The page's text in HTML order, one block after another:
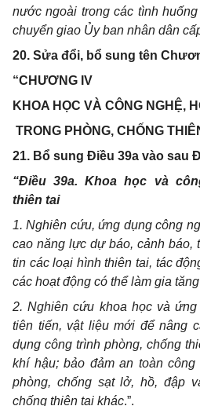
nước ngoài trong các tình
chuyển giao Ủy ban nhân dân
20. Sửa đổi, bổ sung tên
“CHƯƠNG IV
KHOA HỌC VÀ CÔNG NGHỆ,
TRONG PHÒNG, CHỐNG
21. Bổ sung Điều 39a vào sau
“Điều 39a. Khoa học và
thiên tai
1. Nghiên cứu, ứng dụng công
cao năng lực dự báo, cảnh báo,
tin các loại hình thiên tai, tác
các hoạt động có thể làm gia
2. Nghiên cứu khoa học và
tiên tiến, vật liệu mới để nâng
dụng công trình phòng, chống
khí hậu; bảo đảm an toàn
phòng, chống sạt lở, hồ, đập
chống thiên tai khác.”.